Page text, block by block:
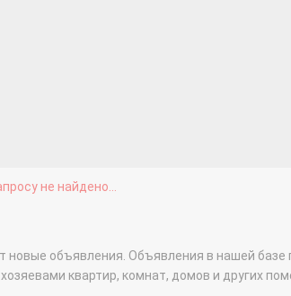
не найдено...
новые объявления. Объявления в нашей базе
квартир, комнат, домов и других